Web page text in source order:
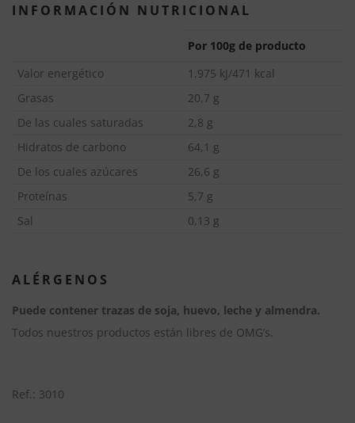
iINFORMACIÓN NUTRICIONAL
Por 100g de producto
Valor energético
1.975 kJ/471 kcal
Grasas
20,7 g
De las cuales saturadas
2,8 g
Hidratos de carbono
64,1 g
De los cuales azúcares
26,6 g
Proteínas
5,7 g
Sal
0,13 g
ALÉRGENOS
Puede contener trazas de soja, huevo, leche y almendra.
Todos nuestros productos están libres de OMG’s.
Ref.: 3010